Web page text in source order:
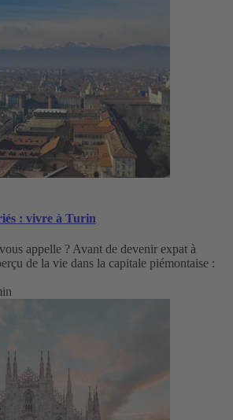
: vivre à Turin
appelle ? Avant de devenir expat à
de la vie dans la capitale piémontaise :